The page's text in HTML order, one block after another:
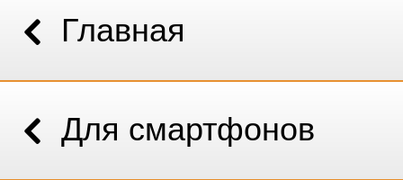
Главная
Для смартфонов